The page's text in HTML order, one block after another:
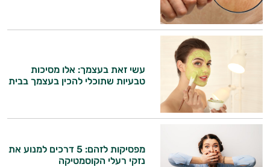
עשי זאת בעצמך: אלו מסיכות
טבעיות שתוכלי להכין בעצמך בבית
מפסיקות לזהם: 5 דרכים למנוע את
נזקי רעלי הקוסמטיקה
היי,
אני יועץ הבריאות האישי AI של טבע בריא.
התשובות שלי מבוססות על מאגרי מידע קליניים
וספרות מקצועית בתחומי הרפואה הטבעית
ותזונת הספורט.
אני כאן כדי לעזור לך להתאים את תוספי
התזונה ומוצרי הבריאות המדויקים למטרות
עובדים יחד כדי למקסם תוצאות גם בחיי היום
יום וגם בתחום הכושר והספורט.